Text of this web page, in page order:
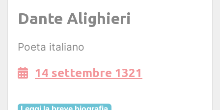
Dante Alighieri
Poeta italiano
14 settembre 1321